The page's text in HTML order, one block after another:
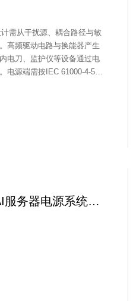
需从干扰源、耦合路径与敏
高频驱动电路与换能器产生
电刀、监护仪等设备通过电
电源端需按IEC 61000-4-5标
傅里叶变换与AI服务器电源系统（二）